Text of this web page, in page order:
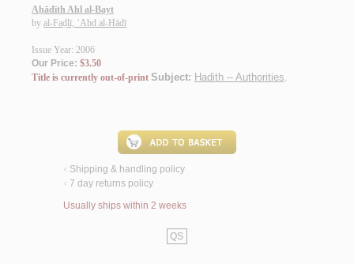
Aḥādīth Ahl al-Bayt
by al-Faḍlī, ‘Abd al-Hādī
Issue Year: 2006
Our Price: $3.50
Title is currently out-of-print Subject: Hadith -- Authorities.
< Shipping & handling policy
< 7 day returns policy
Usually ships within 2 weeks
QS